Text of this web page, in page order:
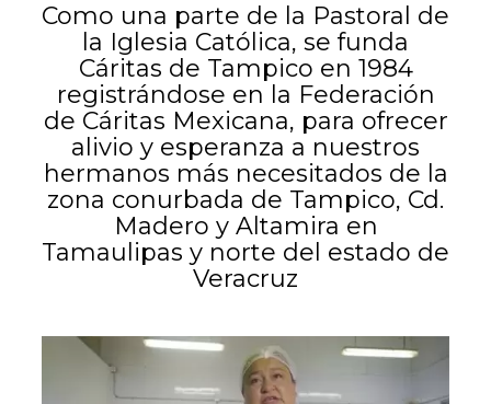
Como una parte de la Pastoral de
la Iglesia Católica, se funda
Cáritas de Tampico en 1984
registrándose en la Federación
de Cáritas Mexicana, para ofrecer
alivio y esperanza a nuestros
hermanos más necesitados de la
zona conurbada de Tampico, Cd.
Madero y Altamira en
Tamaulipas y norte del estado de
Veracruz